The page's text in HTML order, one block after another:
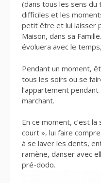
(dans tous les sens
difficiles et les
petit être et lui laisser
Maison, dans sa
évoluera avec le
Pendant un moment,
tous les soirs ou se
l’appartement pendant
marchant.
En ce moment, c’est la
court », lui faire
à se laver les dents,
ramène, danser avec
pré-dodo.